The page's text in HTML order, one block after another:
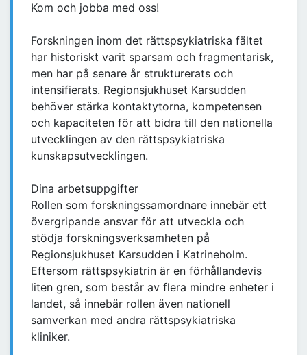
Kom och jobba med oss!
Forskningen inom det rättspsykiatriska fältet
har historiskt varit sparsam och fragmentarisk,
men har på senare år strukturerats och
intensifierats. Regionsjukhuset Karsudden
behöver stärka kontaktytorna, kompetensen
och kapaciteten för att bidra till den nationella
utvecklingen av den rättspsykiatriska
kunskapsutvecklingen.
Dina arbetsuppgifter
Rollen som forskningssamordnare innebär ett
övergripande ansvar för att utveckla och
stödja forskningsverksamheten på
Regionsjukhuset Karsudden i Katrineholm.
Eftersom rättspsykiatrin är en förhållandevis
liten gren, som består av flera mindre enheter i
landet, så innebär rollen även nationell
samverkan med andra rättspsykiatriska
kliniker.